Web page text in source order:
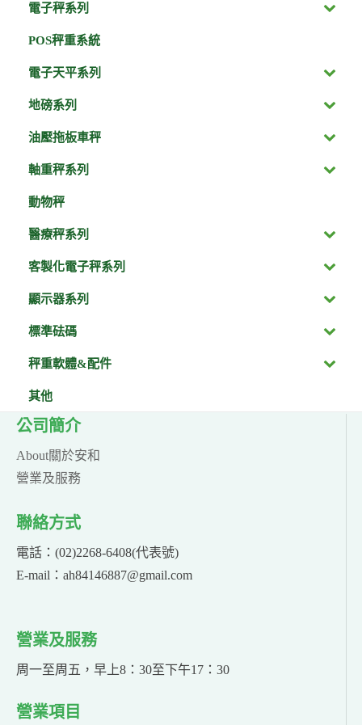
電子秤系列
POS秤重系統
電子天平系列
地磅系列
油壓拖板車秤
軸重秤系列
動物秤
醫療秤系列
客製化電子秤系列
顯示器系列
標準砝碼
秤重軟體&配件
其他
公司簡介
About關於安和
營業及服務
聯絡方式
電話：(02)2268-6408(代表號)
E-mail：ah84146887@gmail.com
營業及服務
周一至周五，早上8：30至下午17：30
營業項目